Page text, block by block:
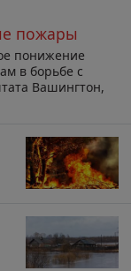
пожары
понижение
в борьбе с
Вашингтон,